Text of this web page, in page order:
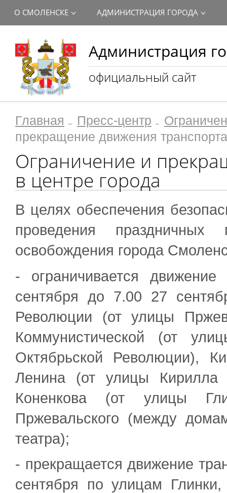
Администрация
официальный сайт
О СМОЛЕНСКЕ АДМИНИСТРАЦИЯ ГОРОДА
Главная Пресс-центр
прекращение движения
Ограничение и
в центре города
В целях обеспечения
проведения
освобождения города
- ограничивается
сентября до 7.00 27
Революции (от улицы
Коммунистической (от
Октябрьской Революции),
Ленина (от улицы
Коненкова (от улицы
Пржевальского (между
театра);
- прекращается движение
сентября по улицам